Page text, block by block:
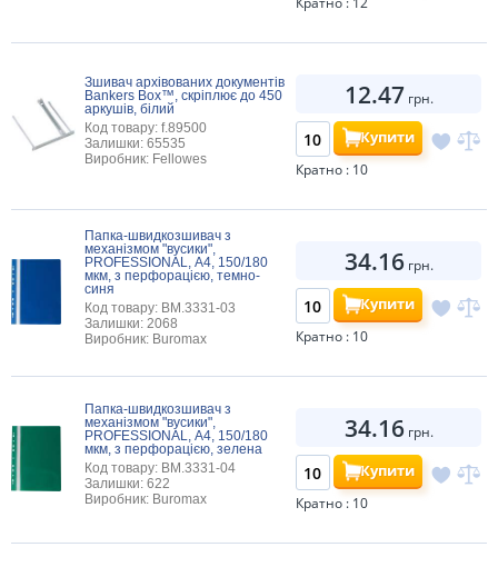
Зшивач архівованих документів
Bankers Box™, скріплює до 450
аркушів, білий
Код товару: f.89500
Залишки: 65535
Виробник: Fellowes
12.47 грн.
Купити
Кратно : 10
Папка-швидкозшивач з
механізмом "вусики",
PROFESSIONAL, А4, 150/180
мкм, з перфорацією, темно-
синя
Код товару: BM.3331-03
Залишки: 2068
Виробник: Buromax
34.16грн.
Купити
Кратно : 10
Папка-швидкозшивач з
механізмом "вусики",
PROFESSIONAL, А4, 150/180
мкм, з перфорацією, зелена
Код товару: BM.3331-04
Залишки: 622
Виробник: Buromax
34.16грн.
Купити
Кратно : 10